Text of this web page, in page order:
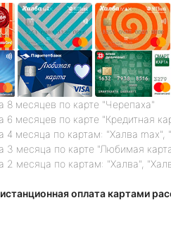
8 месяцев по карте "Черепаха"
6 месяцев по карте "Кредитная
4 месяца по картам: "Халва max",
3 месяца по карте "Любимая
2 месяца по картам: "Халва",
оплата картами